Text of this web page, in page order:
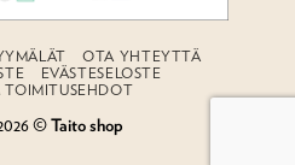
OTA YHTEYTTÄ
EVÄSTESELOSTE
TOIMITUSEHDOT
©Taito shop